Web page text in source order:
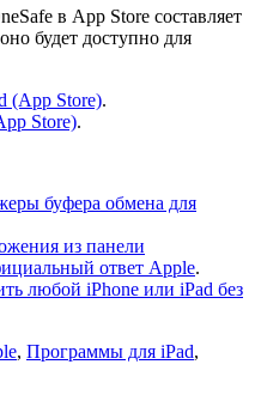
в App Store составляет
будет доступно для
(App Store).
Store).
буфера обмена для
из панели
ответ Apple.
любой iPhone или iPad без
, Программы для iPad,